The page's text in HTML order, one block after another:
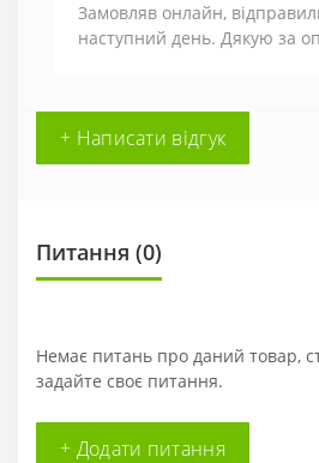
Замовляв онлайн,
наступний день. Дякую за
+ Написати відгук
Питання (0)
Немає питань про даний товар,
задайте своє питання.
+ Додати питання